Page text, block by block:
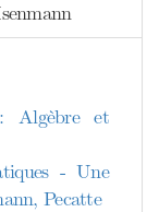
Algèbre et
- Une
Pecatte